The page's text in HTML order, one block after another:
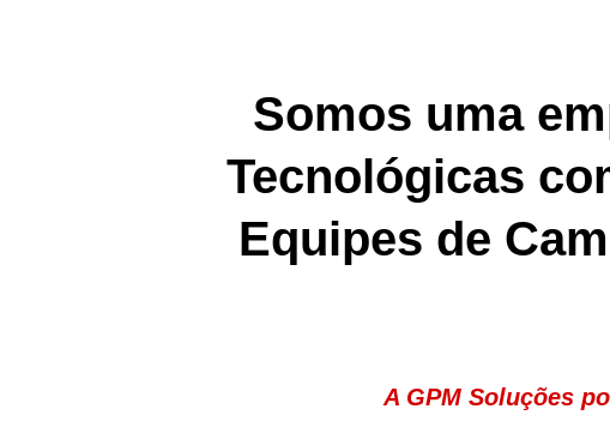
Somos uma
Tecnológicas
Equipes de
A GPM Soluções